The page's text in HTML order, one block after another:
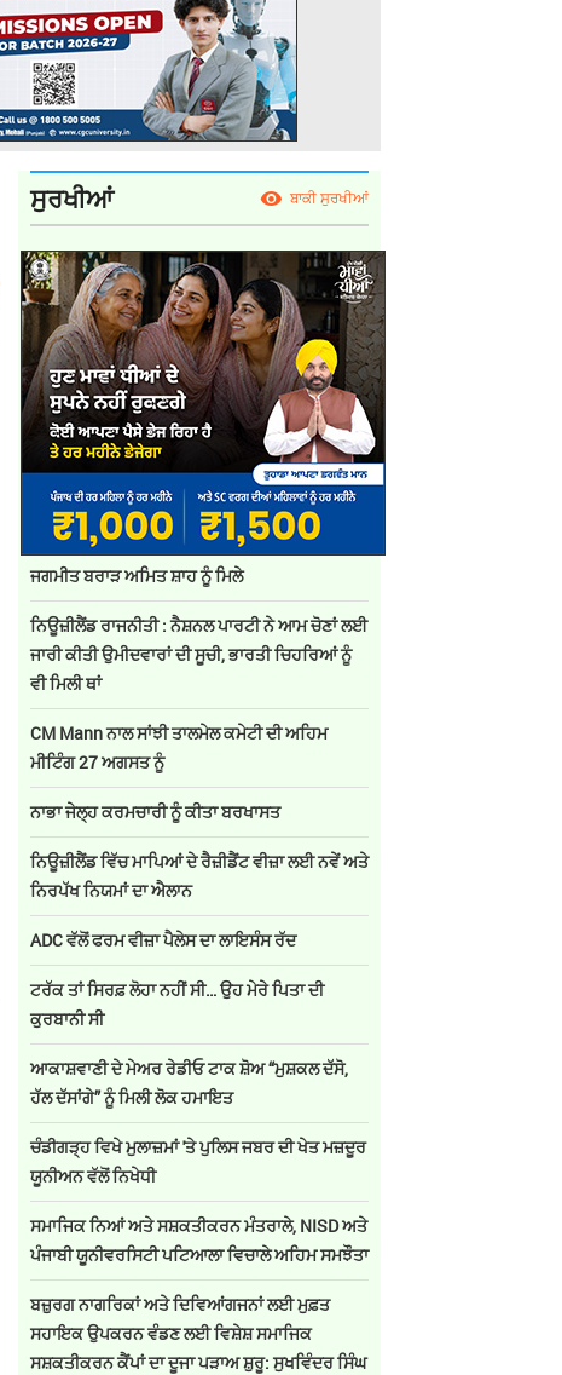
ਸੁਰਖੀਆਂ ਬਾਕੀ ਸੁਰਖੀਆਂ
ਜਗਮੀਤ ਬਰਾੜ ਅਮਿਤ ਸ਼ਾਹ ਨੂੰ ਮਿਲੇ
ਨਿਊਜ਼ੀਲੈਂਡ ਰਾਜਨੀਤੀ : ਨੈਸ਼ਨਲ ਪਾਰਟੀ ਨੇ ਆਮ ਚੋਣਾਂ ਲਈ
ਜਾਰੀ ਕੀਤੀ ਉਮੀਦਵਾਰਾਂ ਦੀ ਸੂਚੀ, ਭਾਰਤੀ ਚਿਹਰਿਆਂ ਨੂੰ
ਵੀ ਮਿਲੀ ਥਾਂ
CM Mann ਨਾਲ ਸਾਂਝੀ ਤਾਲਮੇਲ ਕਮੇਟੀ ਦੀ ਅਹਿਮ
ਮੀਟਿੰਗ 27 ਅਗਸਤ ਨੂੰ
ਨਾਭਾ ਜੇਲ੍ਹ ਕਰਮਚਾਰੀ ਨੂੰ ਕੀਤਾ ਬਰਖਾਸਤ
ਨਿਊਜ਼ੀਲੈਂਡ ਵਿੱਚ ਮਾਪਿਆਂ ਦੇ ਰੈਜ਼ੀਡੈਂਟ ਵੀਜ਼ਾ ਲਈ ਨਵੇਂ ਅਤੇ
ਨਿਰਪੱਖ ਨਿਯਮਾਂ ਦਾ ਐਲਾਨ
ADC ਵੱਲੋਂ ਫਰਮ ਵੀਜ਼ਾ ਪੈਲੇਸ ਦਾ ਲਾਇਸੰਸ ਰੱਦ
ਟਰੱਕ ਤਾਂ ਸਿਰਫ਼ ਲੋਹਾ ਨਹੀਂ ਸੀ… ਉਹ ਮੇਰੇ ਪਿਤਾ ਦੀ
ਕੁਰਬਾਨੀ ਸੀ
ਆਕਾਸ਼ਵਾਣੀ ਦੇ ਮੇਅਰ ਰੇਡੀਓ ਟਾਕ ਸ਼ੋਅ “ਮੁਸ਼ਕਲ ਦੱਸੋ,
ਹੱਲ ਦੱਸਾਂਗੇ” ਨੂੰ ਮਿਲੀ ਲੋਕ ਹਮਾਇਤ
ਚੰਡੀਗੜ੍ਹ ਵਿਖੇ ਮੁਲਾਜ਼ਮਾਂ 'ਤੇ ਪੁਲਿਸ ਜਬਰ ਦੀ ਖੇਤ ਮਜ਼ਦੂਰ
ਯੂਨੀਅਨ ਵੱਲੋਂ ਨਿਖੇਧੀ
ਸਮਾਜਿਕ ਨਿਆਂ ਅਤੇ ਸਸ਼ਕਤੀਕਰਨ ਮੰਤਰਾਲੇ, NISD ਅਤੇ
ਪੰਜਾਬੀ ਯੂਨੀਵਰਸਿਟੀ ਪਟਿਆਲਾ ਵਿਚਾਲੇ ਅਹਿਮ ਸਮਝੌਤਾ
ਬਜ਼ੁਰਗ ਨਾਗਰਿਕਾਂ ਅਤੇ ਦਿਵਿਆਂਗਜਨਾਂ ਲਈ ਮੁਫ਼ਤ
ਸਹਾਇਕ ਉਪਕਰਨ ਵੰਡਣ ਲਈ ਵਿਸ਼ੇਸ਼ ਸਮਾਜਿਕ
ਸਸ਼ਕਤੀਕਰਨ ਕੈਂਪਾਂ ਦਾ ਦੂਜਾ ਪੜਾਅ ਸ਼ੁਰੂ: ਸੁਖਵਿੰਦਰ ਸਿੰਘ